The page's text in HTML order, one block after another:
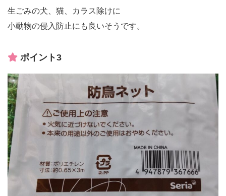
生ごみの犬、猫、カラス除けに
小動物の侵入防止にも良いそうです。
ポイント3